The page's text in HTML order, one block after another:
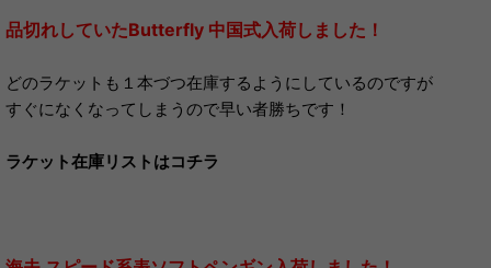
品切れしていたButterfly 中国式入荷しました！
どのラケットも１本づつ在庫するようにしているのですが
すぐになくなってしまうので早い者勝ちです！
ラケット在庫リストはコチラ